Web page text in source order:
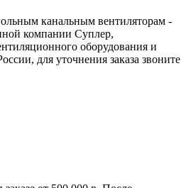
канальным вентиляторам -
компании Суплер,
оборудования и
для уточнения заказа звоните